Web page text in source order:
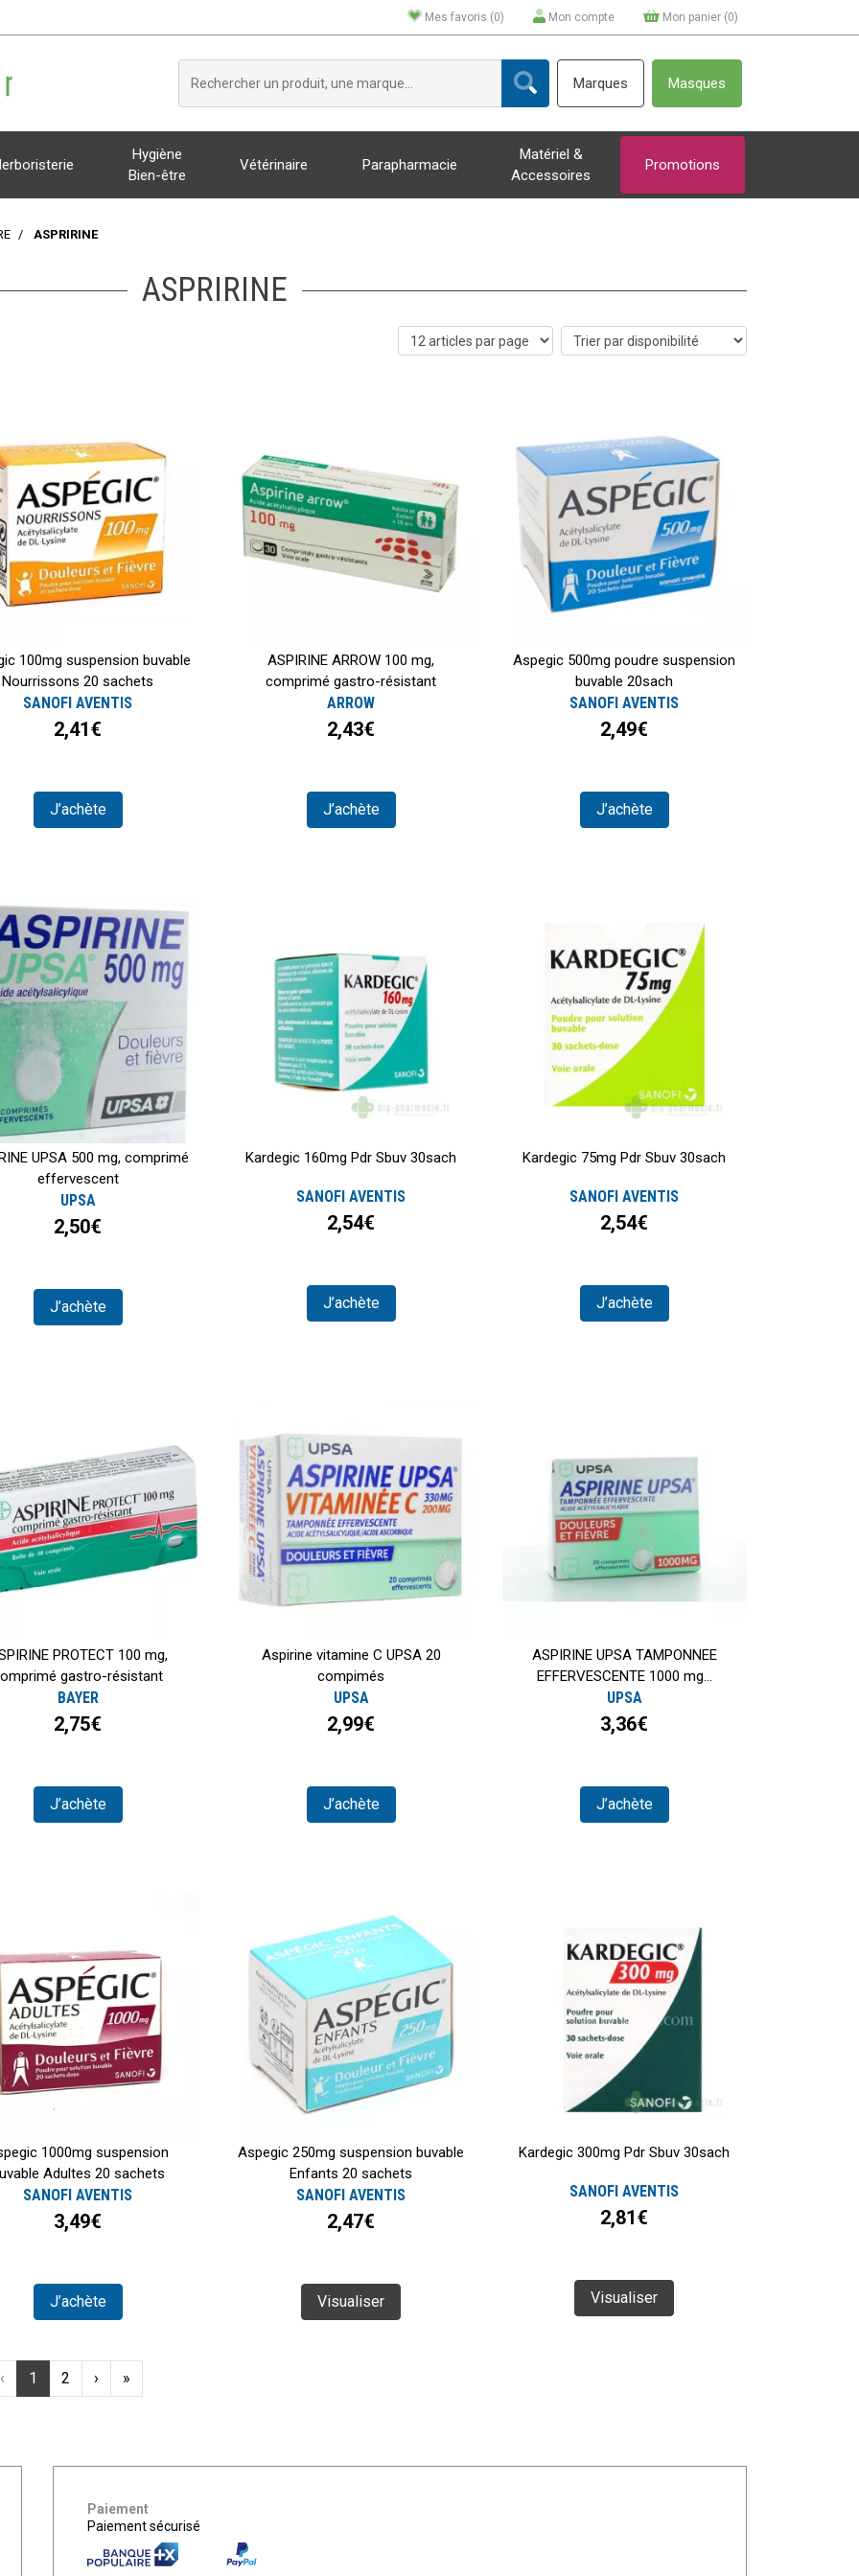
Mes favoris (0) Mon compte Mon panier (0)
Marques Masques
Hygiène
Bien-être
Vétérinaire Parapharmacie
Matériel &
Accessoires
Promotions
ASPRIRINE
ASPRIRINE
100mg suspension buvable
Nourrissons 20 sachets
SANOFI AVENTIS
2,41€
J’achète
ASPIRINE ARROW 100 mg,
comprimé gastro-résistant
ARROW
2,43€
J’achète
Aspegic 500mg poudre suspension
buvable 20sach
SANOFI AVENTIS
2,49€
J’achète
UPSA 500 mg, comprimé
effervescent
UPSA
2,50€
J’achète
Kardegic 160mg Pdr Sbuv 30sach
SANOFI AVENTIS
2,54€
J’achète
Kardegic 75mg Pdr Sbuv 30sach
SANOFI AVENTIS
2,54€
J’achète
PROTECT 100 mg,
gastro-résistant
BAYER
2,75€
J’achète
Aspirine vitamine C UPSA 20
compimés
UPSA
2,99€
J’achète
ASPIRINE UPSA TAMPONNEE
EFFERVESCENTE 1000 mg...
UPSA
3,36€
J’achète
1000mg suspension
Adultes 20 sachets
SANOFI AVENTIS
3,49€
J’achète
Aspegic 250mg suspension buvable
Enfants 20 sachets
SANOFI AVENTIS
2,47€
Visualiser
Kardegic 300mg Pdr Sbuv 30sach
SANOFI AVENTIS
2,81€
Visualiser
‹ 1 2 › »
Paiement
Paiement sécurisé